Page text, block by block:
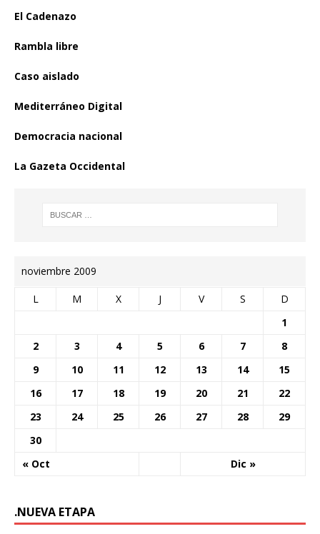
El Cadenazo
Rambla libre
Caso aislado
Mediterráneo Digital
Democracia nacional
La Gazeta Occidental
noviembre 2009
L M X J V S D
« Oct Dic »
1
2
3 4 5 6 7
8
9
10 11 12 13 14
15
16
17 18 19 20 21
22
23
24 25 26 27 28
29
30
.NUEVA ETAPA